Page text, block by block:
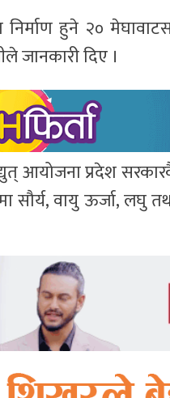
निर्माण हुने २०
जानकारी दिए ।
आयोजना प्रदेश
वायु ऊर्जा, लघु